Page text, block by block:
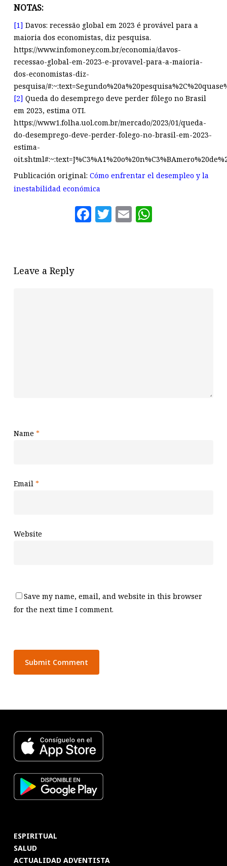
NOTAS:
[1] Davos: recessão global em 2023 é provável para a
maioria dos economistas, diz pesquisa.
https://www.infomoney.com.br/economia/davos-
recessao-global-em-2023-e-provavel-para-a-maioria-
dos-economistas-diz-
pesquisa/
[2] Queda do desemprego deve perder fôlego no Brasil
em 2023, estima OTI.
https://www1.folha.uol.com.br/mercado/2023/01/queda-
do-desemprego-deve-perder-folego-no-brasil-em-2023-
estima-
Publicación original: Cómo enfrentar el desempleo y la
inestabilidad económica
Facebook
Twitter
Email
Leave a Reply
Name *
Email *
Website
Save my name, email, and website in this browser
for the next time I comment.
ESPIRITUAL
SALUD
ACTUALIDAD ADVENTISTA